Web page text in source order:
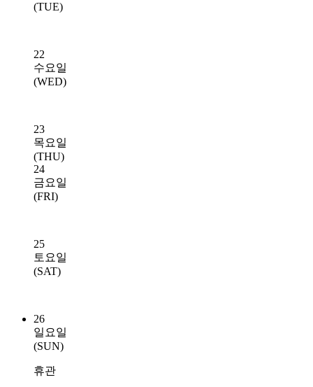
(TUE)
22
수요일
(WED)
23
목요일
(THU)
24
금요일
(FRI)
25
토요일
(SAT)
26
일요일
(SUN)
휴관